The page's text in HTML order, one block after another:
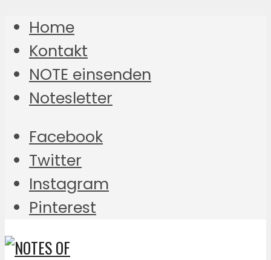
Home
Kontakt
NOTE einsenden
Notesletter
Facebook
Twitter
Instagram
Pinterest